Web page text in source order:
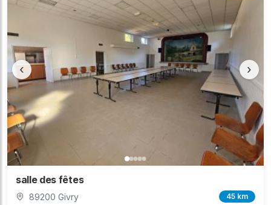
‹ ›
salle des fêtes
89200 Givry 45 km